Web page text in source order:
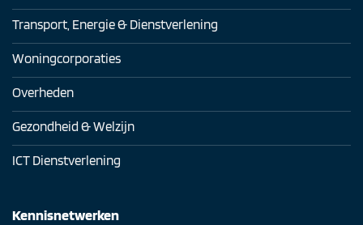
Transport, Energie & Dienstverlening
Woningcorporaties
Overheden
Gezondheid & Welzijn
ICT Dienstverlening
Kennisnetwerken